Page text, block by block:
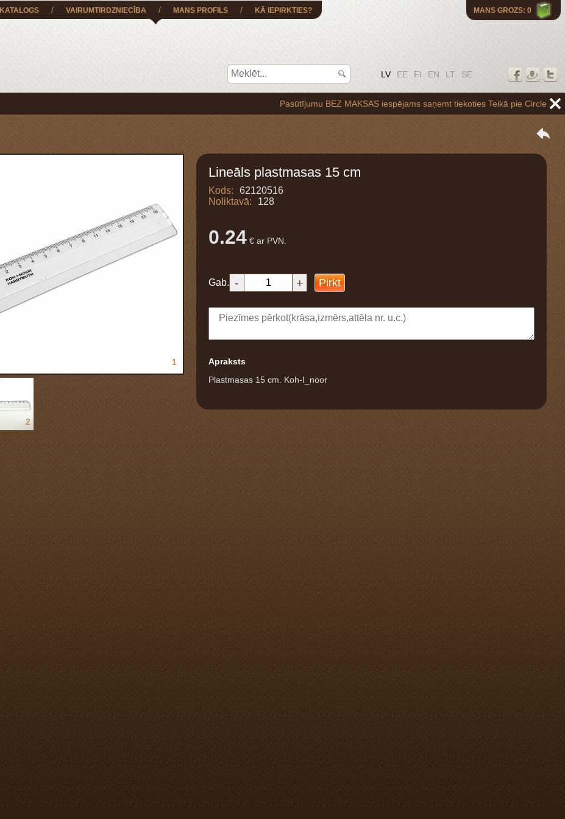
MANS GROZS: 0
LV EE FI EN LT SE
KATALOGS / VAIRUMTIRDZNIECĪBA / MANS PROFILS / KĀ IEPIRKTIES?
Pasūtījumu BEZ MAKSAS iespējams saņemt tiekoties Teikā pie Circle K
1
2
Lineāls plastmasas 15 cm
Kods:
62120516
Noliktavā:
128
0.24 € ar PVN.
Gab. - + Pirkt
Apraksts
Plastmasas 15 cm. Koh-I_noor